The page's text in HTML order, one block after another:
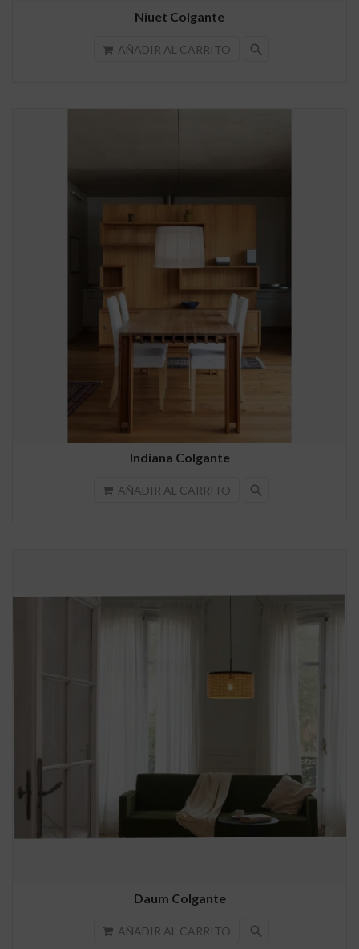
Niuet Colgante
AÑADIR AL CARRITO search
Indiana Colgante
AÑADIR AL CARRITO search
Daum Colgante
AÑADIR AL CARRITO search